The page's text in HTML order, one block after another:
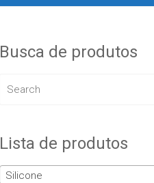
Busca de produtos
Lista de produtos
Silicone